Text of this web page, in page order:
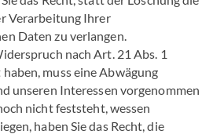
Verarbeitung Ihrer
Daten zu verlangen.
nach Art. 21 Abs. 1
muss eine Abwägung
unseren Interessen vorgenommen
nicht feststeht, wessen
haben Sie das Recht, die